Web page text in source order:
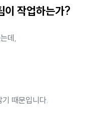
이 작업하는가?
데,
때문입니다.